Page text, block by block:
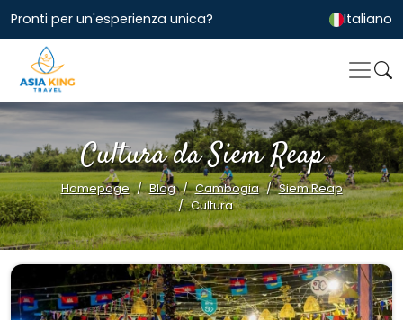
Pronti per un'esperienza unica? Italiano
Cultura da Siem Reap
Homepage Blog Cambogia
Siem Reap
Cultura